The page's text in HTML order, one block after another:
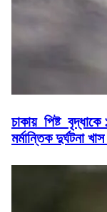
চাকায় পিষ্ট বৃদ্ধাকে
মর্মান্তিক দুর্ঘটনা